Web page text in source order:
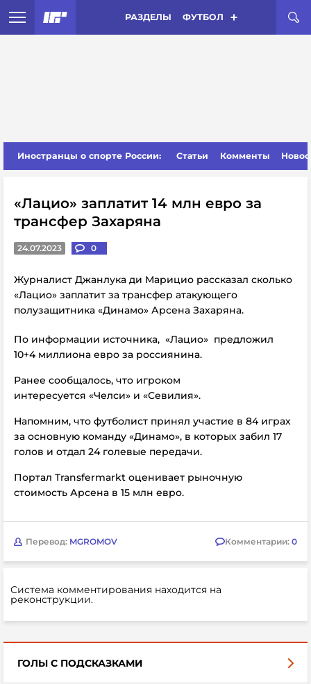
РАЗДЕЛЫ ФУТБОЛ
Иностранцы о спорте России: Статьи Комменты
«Лацио» заплатит 14 млн евро за
трансфер Захаряна
24.07.2023 0
Журналист Джанлука ди Марицио рассказал сколько
«Лацио» заплатит за трансфер атакующего
полузащитника «Динамо» Арсена Захаряна.
По информации источника, «Лацио» предложил
10+4 миллиона евро за россиянина.
Ранее сообщалось, что игроком
интересуется «Челси» и «Севилия».
Напомним, что футболист принял участие в 84 играх
за основную команду «Динамо», в которых забил 17
голов и отдал 24 голевые передачи.
Портал Transfermarkt оценивает рыночную
стоимость Арсена в 15 млн евро.
Перевод: MGROMOV Комментарии: 0
Система комментирования находится на
реконструкции.
ГОЛЫ С ПОДСКАЗКАМИ